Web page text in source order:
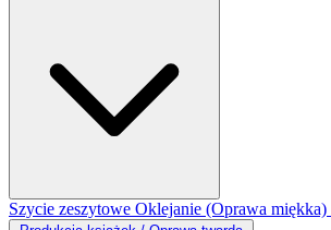
Szycie zeszytowe Oklejanie (Oprawa miękka)